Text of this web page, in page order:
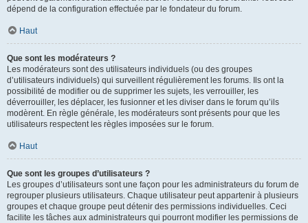
dépend de la configuration effectuée par le fondateur du forum.
Haut
Que sont les modérateurs ?
Les modérateurs sont des utilisateurs individuels (ou des groupes
d’utilisateurs individuels) qui surveillent régulièrement les forums. Ils ont la
possibilité de modifier ou de supprimer les sujets, les verrouiller, les
déverrouiller, les déplacer, les fusionner et les diviser dans le forum qu’ils
modèrent. En règle générale, les modérateurs sont présents pour que les
utilisateurs respectent les règles imposées sur le forum.
Haut
Que sont les groupes d’utilisateurs ?
Les groupes d’utilisateurs sont une façon pour les administrateurs du forum de
regrouper plusieurs utilisateurs. Chaque utilisateur peut appartenir à plusieurs
groupes et chaque groupe peut détenir des permissions individuelles. Ceci
facilite les tâches aux administrateurs qui pourront modifier les permissions de